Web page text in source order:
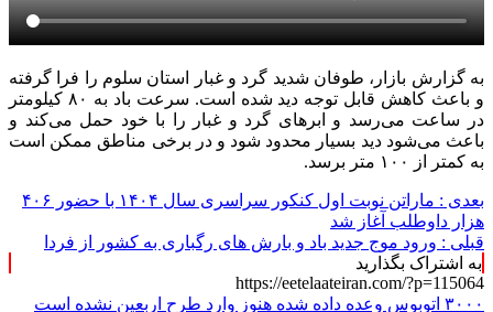
به گزارش بازار، طوفان شدید گرد و غبار استان سلوم را فرا گرفته
و باعث کاهش قابل توجه دید شده است. سرعت باد به ۸۰ کیلومتر
در ساعت می‌رسد و ابرهای گرد و غبار را با خود حمل می‌کند و
باعث می‌شود دید بسیار محدود شود و در برخی مناطق ممکن است
به کمتر از ۱۰۰ متر برسد.
بعدی :
ماراتن نوبت اول کنکور سراسری سال ۱۴۰۴ با حضور ۴۰۶
هزار داوطلب آغاز شد
قبلی : ورود موج جدید باد و بارش‌ های رگباری به کشور از فردا
به اشتراک بگذارید
https://eetelaateiran.com/?p=115064
۳۰۰۰ اتوبوس وعده داده شده هنوز وارد طرح اربعین نشده است